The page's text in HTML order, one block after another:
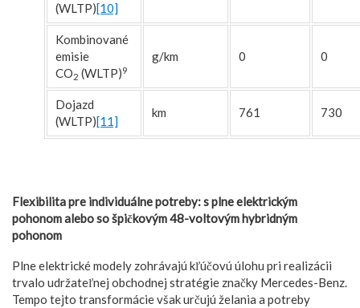
(WLTP)[10]
Kombinované
emisie
CO2 (WLTP)9
g/km 0 0
Dojazd
(WLTP)[11]
km 761 730
Flexibilita pre individuálne potreby: s plne elektrickým
pohonom alebo so špičkovým 48-voltovým hybridným
pohonom
Plne elektrické modely zohrávajú kľúčovú úlohu pri realizácii
trvalo udržateľnej obchodnej stratégie značky Mercedes-Benz.
Tempo tejto transformácie však určujú želania a potreby